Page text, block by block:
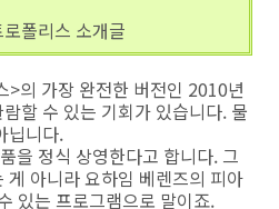
폴리스 소개글
>의 가장 완전한 버전인 2010년
할 수 있는 기회가 있습니다. 물
닙니다.
을 정식 상영한다고 합니다. 그
게 아니라 요하임 베렌즈의 피아
있는 프로그램으로 말이죠.